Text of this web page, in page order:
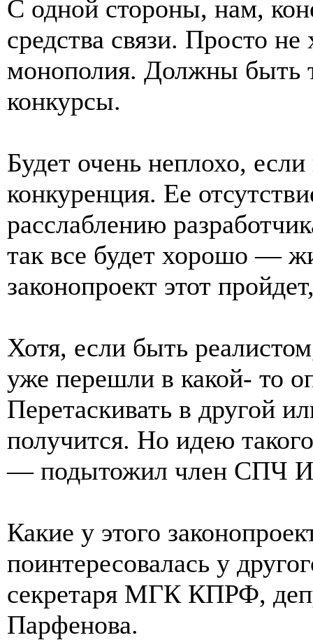
С одной стороны, нам,
средства связи. Просто
монополия. Должны быть
конкурсы.
Будет очень неплохо,
конкуренция. Ее
расслаблению
так все будет хорошо —
законопроект этот
Хотя, если быть
уже перешли в какой- то
Перетаскивать в другой
получится. Но идею
— подытожил член СПЧ
Какие у этого
поинтересовалась у
секретаря МГК КПРФ,
Парфенова.